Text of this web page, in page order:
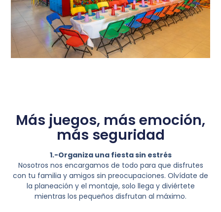
Más juegos, más emoción,
más seguridad
1.-Organiza una fiesta sin estrés
Nosotros nos encargamos de todo para que disfrutes
con tu familia y amigos sin preocupaciones. Olvídate de
la planeación y el montaje, solo llega y diviértete
mientras los pequeños disfrutan al máximo.